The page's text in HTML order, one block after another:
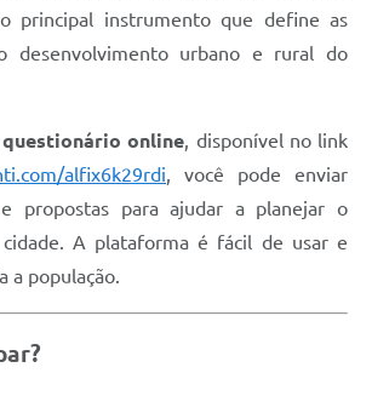
principal instrumento que define as
desenvolvimento urbano e rural do
questionário online, disponível no link
alfix6k29rdi, você pode enviar
e propostas para ajudar a planejar o
A plataforma é fácil de usar e
a população.